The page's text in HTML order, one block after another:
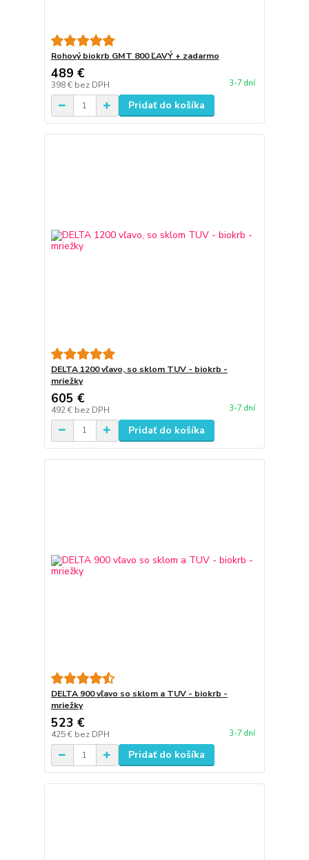
Rohový biokrb GMT 800 ĽAVÝ + zadarmo
489 €
398 € bez DPH 3-7 dní
Pridať do košíka
DELTA 1200 vľavo, so sklom TUV - biokrb -
mriežky
605 €
492 € bez DPH 3-7 dní
Pridať do košíka
DELTA 900 vľavo so sklom a TUV - biokrb -
mriežky
523 €
425 € bez DPH 3-7 dní
Pridať do košíka